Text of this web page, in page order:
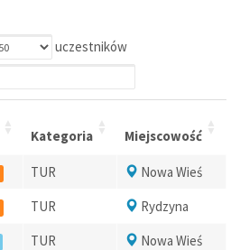
uczestników
Kategoria Miejscowość
TUR
Nowa Wieś
TUR
Rydzyna
TUR Nowa Wieś